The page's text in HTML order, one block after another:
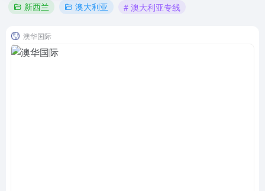
新西兰 澳大利亚 # 澳大利亚专线
澳华国际